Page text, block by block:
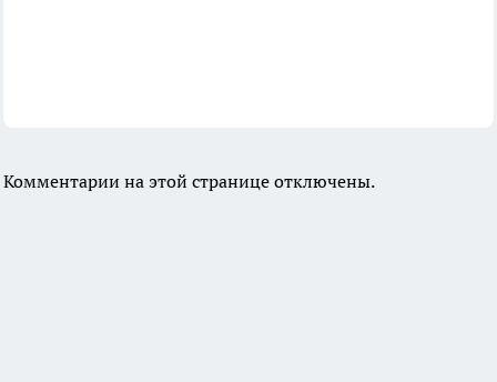
Комментарии на этой странице отключены.